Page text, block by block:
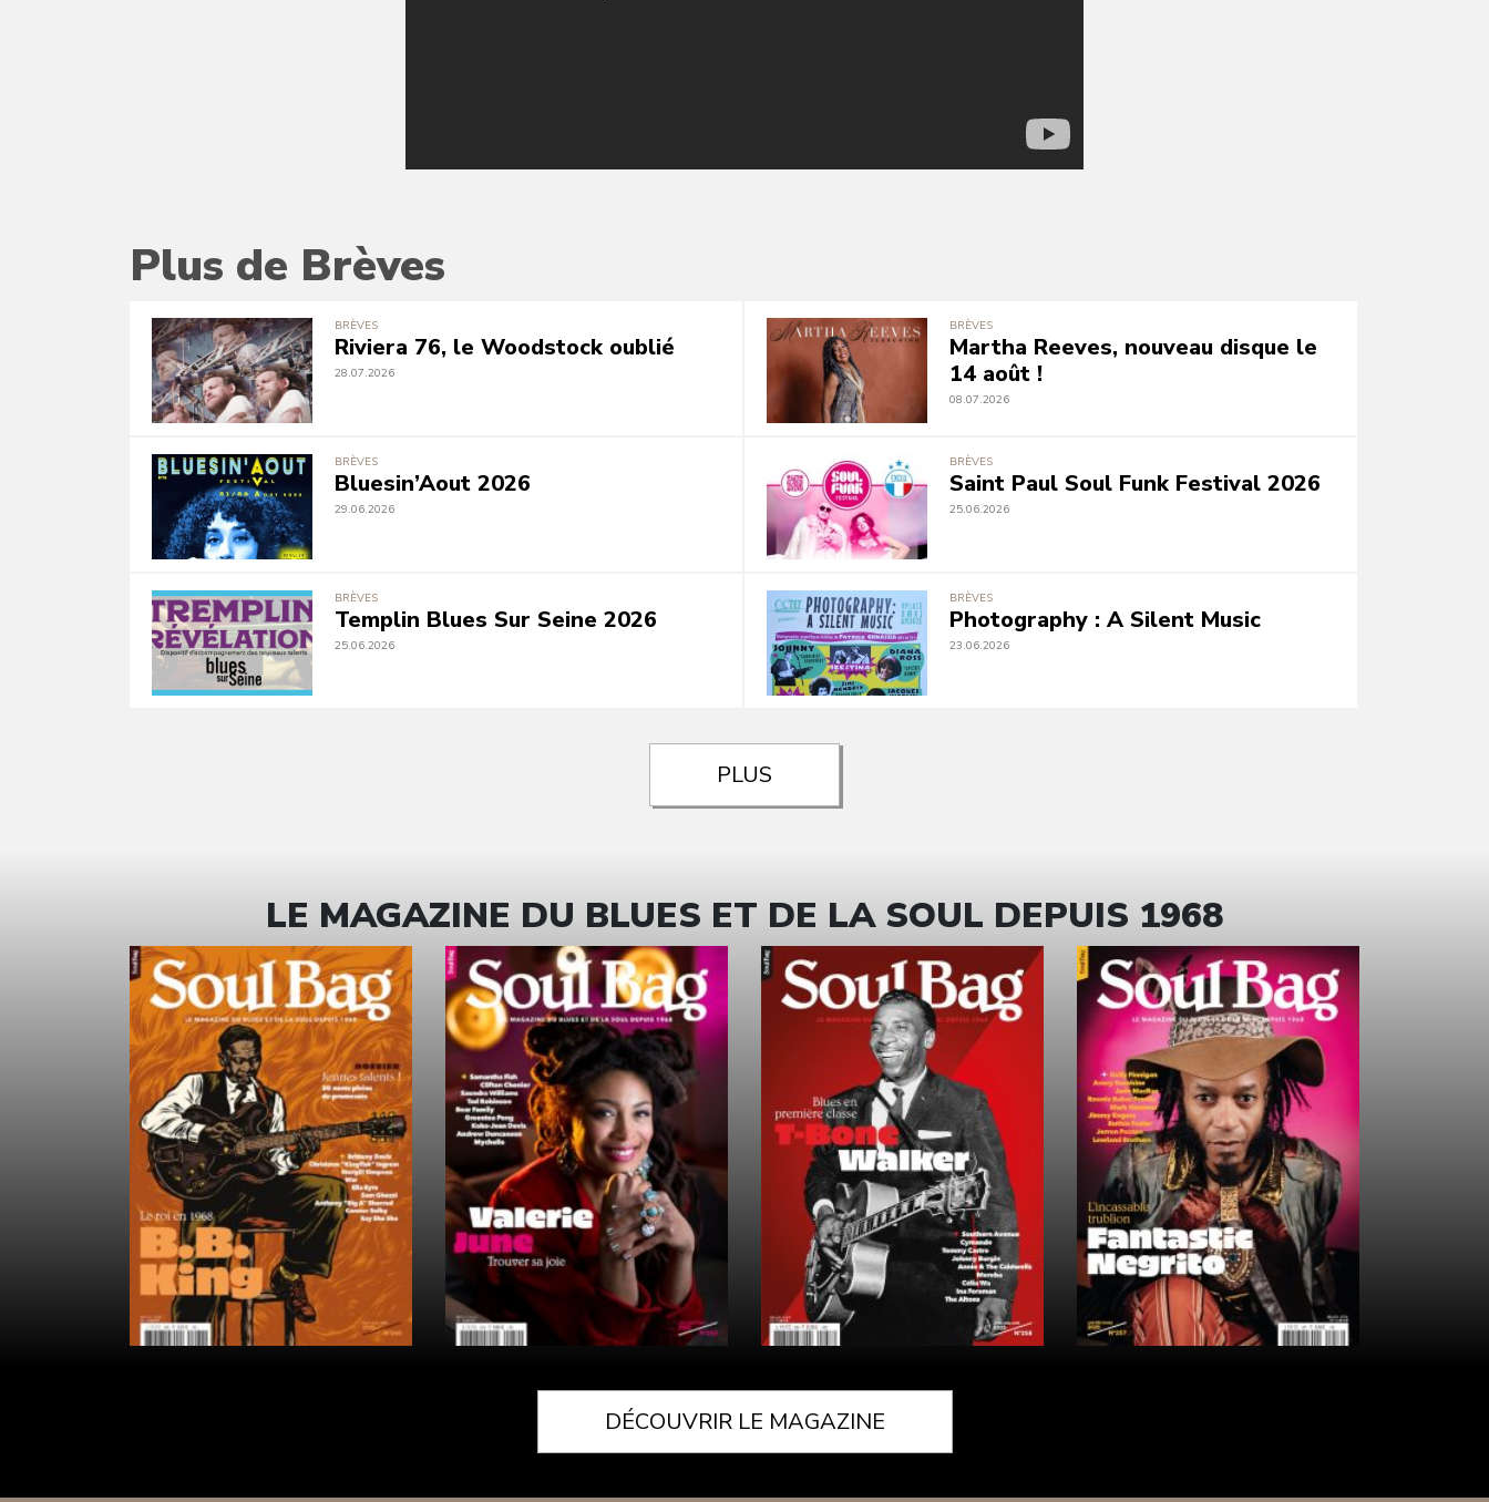
Plus de Brèves
BRÈVES
Riviera 76, le Woodstock oublié
28.07.2026
BRÈVES
Martha Reeves, nouveau disque le
14 août !
08.07.2026
BRÈVES
Bluesin’Aout 2026
29.06.2026
BRÈVES
Saint Paul Soul Funk Festival 2026
25.06.2026
BRÈVES
Templin Blues Sur Seine 2026
25.06.2026
BRÈVES
Photography : A Silent Music
23.06.2026
PLUS
LE MAGAZINE DU BLUES ET DE LA SOUL DEPUIS 1968
DÉCOUVRIR LE MAGAZINE